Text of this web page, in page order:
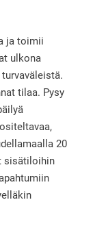
ja toimii
ulkona
tilaa. Pysy
20
sisätiloihin